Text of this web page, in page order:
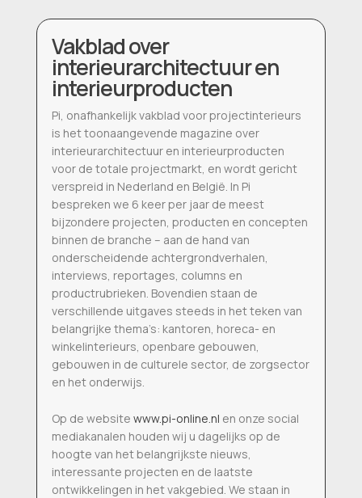
Vakblad over
interieurarchitectuur en
interieurproducten
Pi, onafhankelijk vakblad voor projectinterieurs
is het toonaangevende magazine over
interieurarchitectuur en interieurproducten
voor de totale projectmarkt, en wordt gericht
verspreid in Nederland en België. In Pi
bespreken we 6 keer per jaar de meest
bijzondere projecten, producten en concepten
binnen de branche – aan de hand van
onderscheidende achtergrondverhalen,
interviews, reportages, columns en
productrubrieken. Bovendien staan de
verschillende uitgaves steeds in het teken van
belangrijke thema’s: kantoren, horeca- en
winkelinterieurs, openbare gebouwen,
gebouwen in de culturele sector, de zorgsector
en het onderwijs.
Op de website www.pi-online.nl en onze social
mediakanalen houden wij u dagelijks op de
hoogte van het belangrijkste nieuws,
interessante projecten en de laatste
ontwikkelingen in het vakgebied. We staan in